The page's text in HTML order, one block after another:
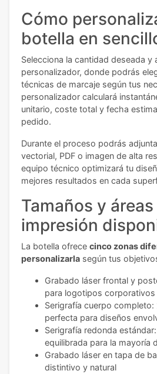
Cómo
botella en
Selecciona la cantidad deseada y
personalizador, donde podrás
técnicas de marcaje según tus
personalizador calculará
unitario, coste total y fecha
pedido.
Durante el proceso podrás
vectorial, PDF o imagen de alta
equipo técnico optimizará tu
mejores resultados en cada
Tamaños y
impresión
La botella ofrece cinco zonas
personalizarla según tus
Grabado láser frontal y
para logotipos corporativos
Serigrafía cuerpo
perfecta para diseños
Serigrafía redonda
equilibrada para la mayoría
Grabado láser en tapa de
distintivo y natural